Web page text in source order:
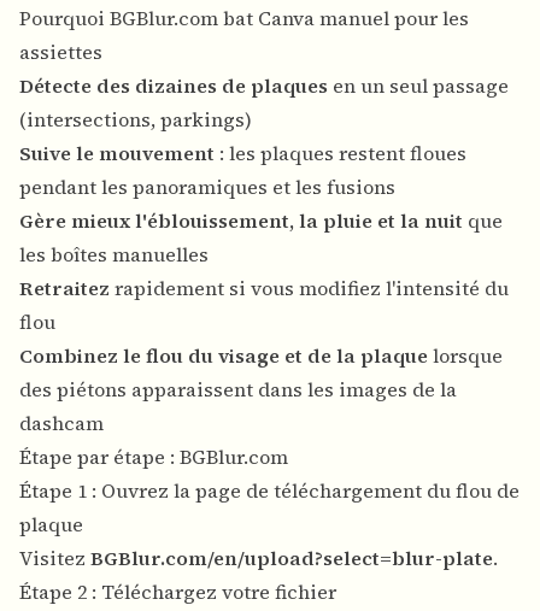
Pourquoi BGBlur.com bat Canva manuel pour les
assiettes
Détecte des dizaines de plaques en un seul passage
(intersections, parkings)
Suive le mouvement : les plaques restent floues
pendant les panoramiques et les fusions
Gère mieux l'éblouissement, la pluie et la nuit que
les boîtes manuelles
Retraitez rapidement si vous modifiez l'intensité du
flou
Combinez le flou du visage et de la plaque lorsque
des piétons apparaissent dans les images de la
dashcam
Étape par étape : BGBlur.com
Étape 1 : Ouvrez la page de téléchargement du flou de
plaque
Visitez BGBlur.com/en/upload?select=blur-plate.
Étape 2 : Téléchargez votre fichier